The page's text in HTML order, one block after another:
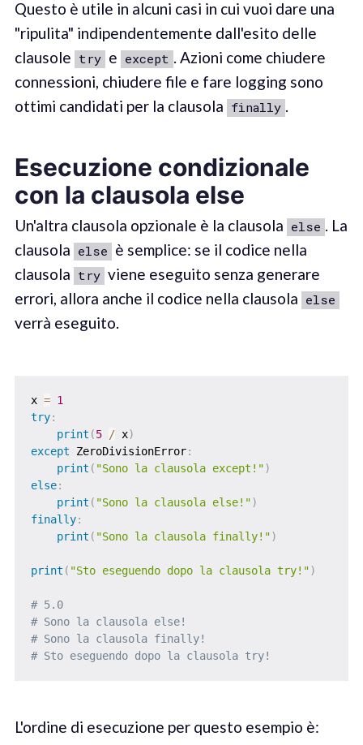
Questo è utile in alcuni casi in cui vuoi dare una
"ripulita" indipendentemente dall'esito delle
clausole try e except . Azioni come chiudere
connessioni, chiudere file e fare logging sono
ottimi candidati per la clausola finally .
Esecuzione condizionale
con la clausola else
Un'altra clausola opzionale è la clausola else . La
clausola else è semplice: se il codice nella
clausola try viene eseguito senza generare
errori, allora anche il codice nella clausola else
verrà eseguito.
x = 1
try:
print (5 / x)
except ZeroDivisionError:
print ( "Sono la clausola except!")
else:
print ( "Sono la clausola else!")
finally:
print ( "Sono la clausola finally!")
print ( "Sto eseguendo dopo la clausola try!")
# 5.0
# Sono la clausola else!
# Sono la clausola finally!
# Sto eseguendo dopo la clausola try!
L'ordine di esecuzione per questo esempio è: